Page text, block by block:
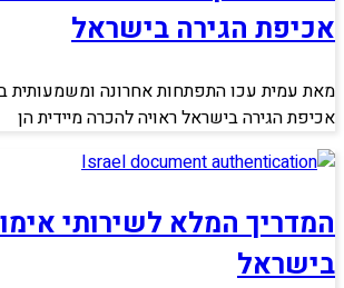
אכיפת הגירה בישראל
מאת עמית עכו התפתחות אחרונה ומשמעותית
אכיפת הגירה בישראל ראויה להכרה מיידית הן
המדריך המלא לשירותי
בישראל